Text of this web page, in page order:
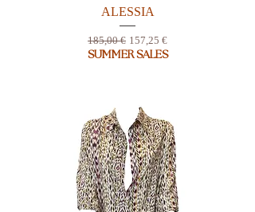
ALESSIA
Prix original
185,00 € Prix promotionnel
157,25 €
SUMMER SALES